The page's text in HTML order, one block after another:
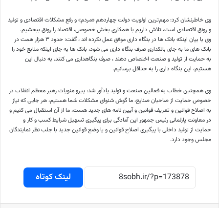
وی خاطرنشان کرد: مهم‌ترین اولویت دولت چهاردهم «مردم» و رفع مشکلات اقتصادی و تولید
و رونق اقتصادی است، تلاش داریم با همکاری بخش خصوصی، اقتصاد را رونق ببخشیم.
وی با بیان اینکه بانک ها در بنگاه داری موفق عمل نکرده اند ، گفت: حدود ۳ هزار همت در
بانک های ما به جای بانکداری صرف بنگاه داری می شود، بانک ها به جای اینکه منابع خود را
به حمایت از تولید و صنعت اختصاص دهند ، صرف بنگاهداری می کنند. به دنبال این
هستیم، این بنگاه داری را به حداقل برسانیم.
وی همچنین خطاب به فعالین صنعت و تولید یادآور شد: پیرو منویات رهبر معظم انقلاب در
خصوص حمایت از صاحبان صنایع، ما گوش شنوای مشکلات شما هستیم، هر جایی که نیاز
به اصلاح قوانین و تعریف قوانین و آیین نامه های جدید هست، ما از آن استقبال می کنیم و
در معاونت پارلمانی رئیس جمهور این آمادگی برای پیگیری تسهیل شرایط کسب و کار و
حمایت از تولید داخلی با پیگیری اصلاح قوانین و یا وضع قوانین جدید با جلب نظر نمایندگان
مجلس وجود دارد.
لینک کوتاه